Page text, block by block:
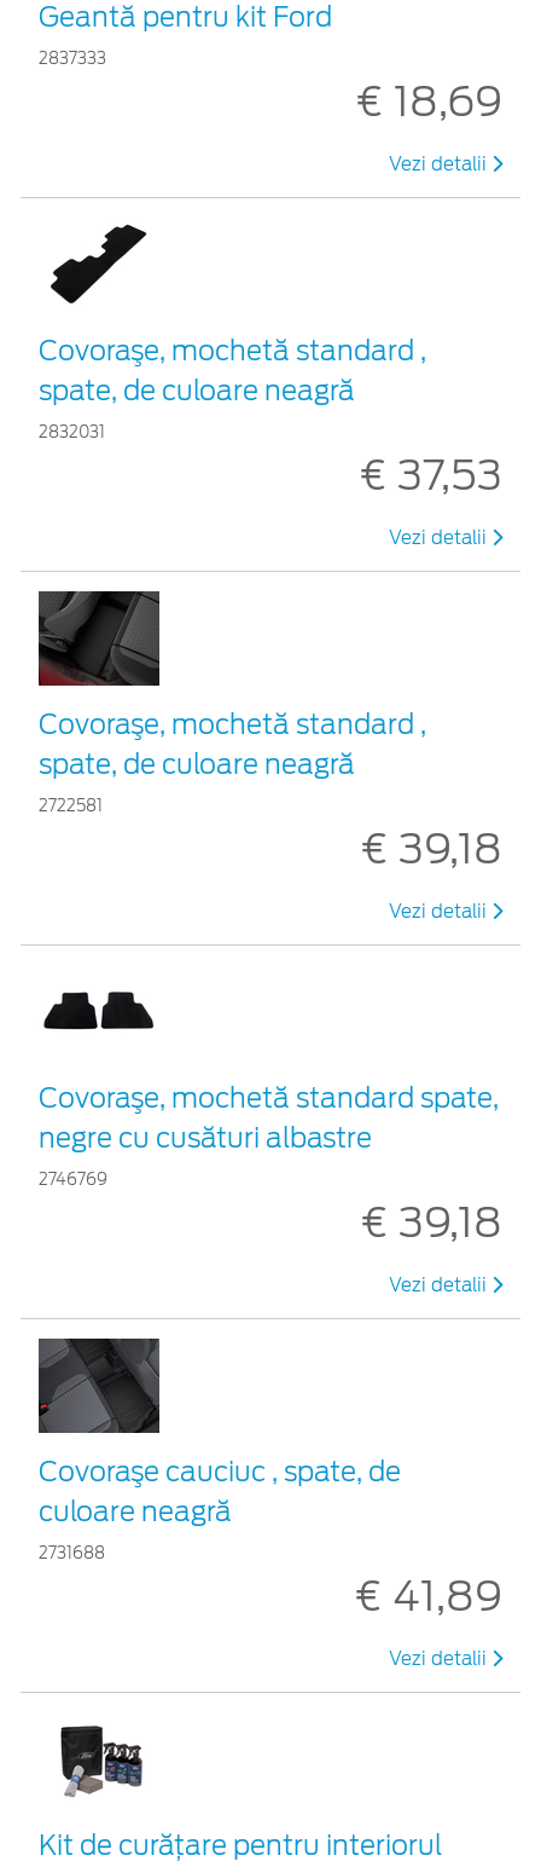
Geantă pentru kit Ford
2837333
€ 18,69
Vezi detalii
Covoraşe, mochetă standard ,
spate, de culoare neagră
2832031
€ 37,53
Vezi detalii
Covoraşe, mochetă standard ,
spate, de culoare neagră
2722581
€ 39,18
Vezi detalii
Covoraşe, mochetă standard spate,
negre cu cusături albastre
2746769
€ 39,18
Vezi detalii
Covoraşe cauciuc , spate, de
culoare neagră
2731688
€ 41,89
Vezi detalii
Kit de curățare pentru interiorul